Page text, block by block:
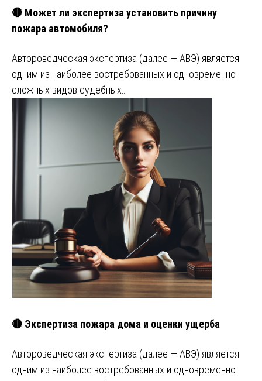
🔴 Может ли экспертиза установить причину
пожара автомобиля?
Автороведческая экспертиза (далее — АВЭ) является
одним из наиболее востребованных и одновременно
сложных видов судебных…
🔴 Экспертиза пожара дома и оценки ущерба
Автороведческая экспертиза (далее — АВЭ) является
одним из наиболее востребованных и одновременно